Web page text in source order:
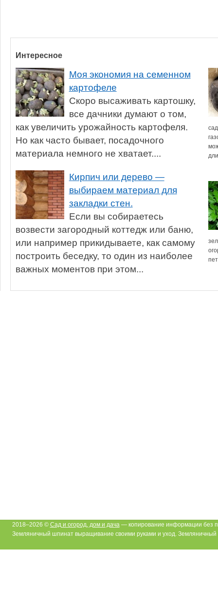
Интересное
Моя экономия на семенном
картофеле
Скоро высаживать картошку,
все дачники думают о том,
как увеличить урожайность картофеля.
Но как часто бывает, посадочного
материала немного не хватает....
Кирпич или дерево —
выбираем материал для
закладки стен.
Если вы собираетесь
возвести загородный коттедж или баню,
или например прикидываете, как самому
построить беседку, то один из наиболее
важных моментов при этом...
2018–2026 © Сад и огород, дом и дача— копирование информации без
Земляничный шпинат выращивание своими руками и уход.